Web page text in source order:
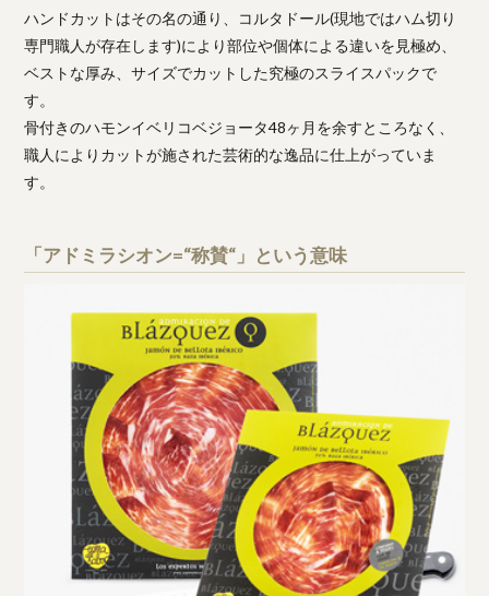
ハンドカットはその名の通り、コルタドール(現地ではハム切り
専門職人が存在します)により部位や個体による違いを見極め、
ベストな厚み、サイズでカットした究極のスライスパックで
す。
骨付きのハモンイベリコベジョータ48ヶ月を余すところなく、
職人によりカットが施された芸術的な逸品に仕上がっていま
す。
「アドミラシオン=“称賛“」という意味